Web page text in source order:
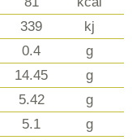
339
kj
0.4
g
14.45
g
5.42
g
5.1
g